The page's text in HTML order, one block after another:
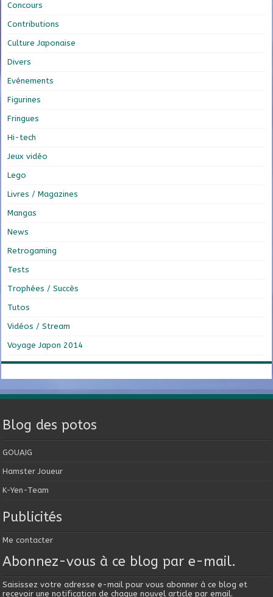
Concours
Contributions
Culture Japonaise
Divers
Evénements
Figurines
Fringues
Hi-tech
Jeux vidéo
Lego
Livres / Magazines
Mangas
News
Retrogaming
Tests
Trophées / Succès
Tutos
Vidéos / Stream
Voyage Japon 2014
Blog des potos
GOUAIG
Hamster Joueur
K-Yen-Team
Publicités
Me contacter
Abonnez-vous à ce blog par e-mail.
Saisissez votre adresse e-mail pour vous abonner à ce blog et
recevoir une notification de chaque nouvel article par email.